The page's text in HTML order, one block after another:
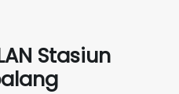
Stasiun